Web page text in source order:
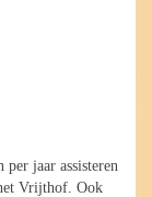
per jaar assisteren
Vrijthof. Ook